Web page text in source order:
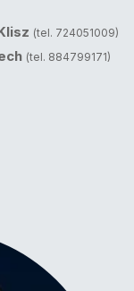
(tel. 724051009)
(tel. 884799171)